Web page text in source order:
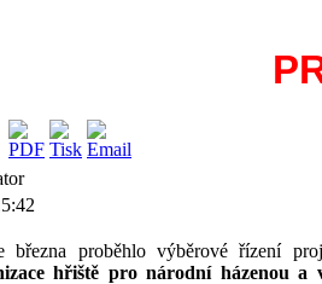
proběhlo výběrové řízení
hřiště pro národní házenou a